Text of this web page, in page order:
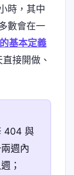
時，其中
數會在一
基本定義
接開做、
404 與
週內
；